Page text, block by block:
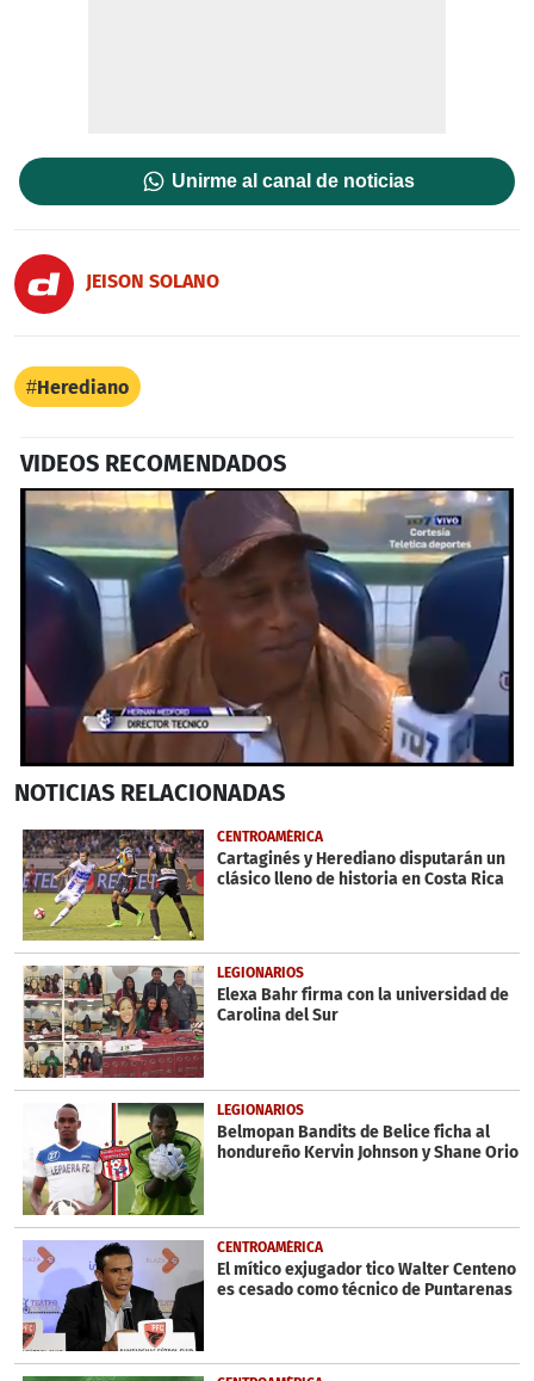
Unirme al canal de noticias
JEISON SOLANO
Herediano
VIDEOS RECOMENDADOS
seconds
54
seconds
NOTICIAS RELACIONADAS
CENTROAMÉRICA
Cartaginés y Herediano disputarán un
clásico lleno de historia en Costa Rica
LEGIONARIOS
Elexa Bahr firma con la universidad de
Carolina del Sur
LEGIONARIOS
Belmopan Bandits de Belice ficha al
hondureño Kervin Johnson y Shane Orio
CENTROAMÉRICA
El mítico exjugador tico Walter Centeno
es cesado como técnico de Puntarenas